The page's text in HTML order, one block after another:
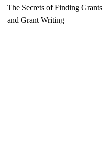
The Secrets of Finding Grants
and Grant Writing